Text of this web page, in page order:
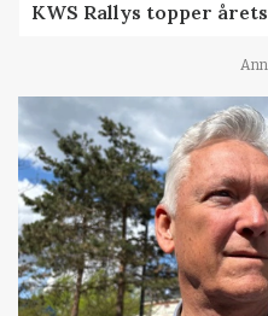
KWS Rallys topper